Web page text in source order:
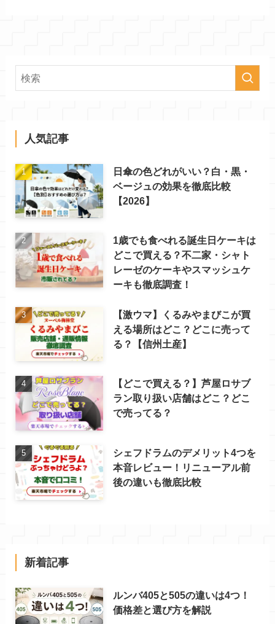
人気記事
日傘の色どれがいい？白・黒・
ベージュの効果を徹底比較
【2026】
1歳でも食べれる誕生日ケーキは
どこで買える？不二家・シャト
レーゼのケーキやスマッシュケ
ーキも徹底調査！
【激ウマ】くるみやまびこが買
える場所はどこ？どこに売って
る？【信州土産】
【どこで買える？】芦屋ロサブ
ラン取り扱い店舗はどこ？どこ
で売ってる？
シェフドラムのデメリット4つを
本音レビュー！リニューアル前
後の違いも徹底比較
新着記事
ルンバ405と505の違いは4つ！
価格差と選び方を解説